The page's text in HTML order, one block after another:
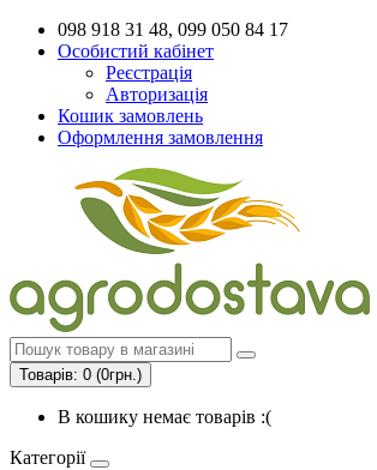
098 918 31 48, 099 050 84 17
Особистий кабінет
Реєстрація
Авторизація
Кошик замовлень
Оформлення замовлення
Товарів: 0 (0грн.)
В кошику немає товарів :(
Категорії